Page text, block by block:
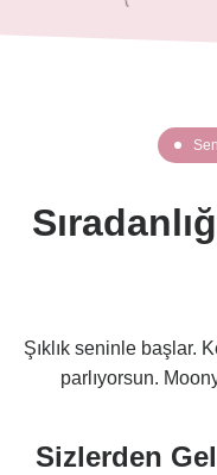
Şıklık seninle başlar.
parlıyorsun.
Sizlerden